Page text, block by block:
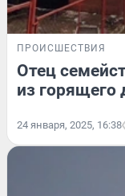
ПРОИСШЕСТВИЯ
​​Отец
из горящего
24 января, 2025, 16:38